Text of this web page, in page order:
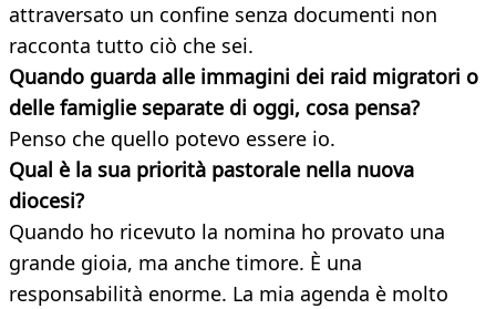
attraversato un confine senza documenti non
racconta tutto ciò che sei.
Quando guarda alle immagini dei raid migratori o
delle famiglie separate di oggi, cosa pensa?
Penso che quello potevo essere io.
Qual è la sua priorità pastorale nella nuova
diocesi?
Quando ho ricevuto la nomina ho provato una
grande gioia, ma anche timore. È una
responsabilità enorme. La mia agenda è molto